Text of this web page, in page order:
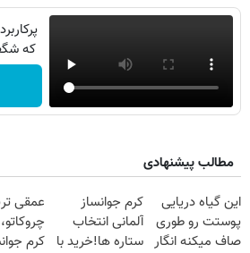
که
مطالب پیشنهادی
این گیاه دریایی
پوستت رو طوری
صاف میکنه انگار
کرم جوانساز
آلمانی انتخاب
ستاره ها!خرید با
عمقی
کرم